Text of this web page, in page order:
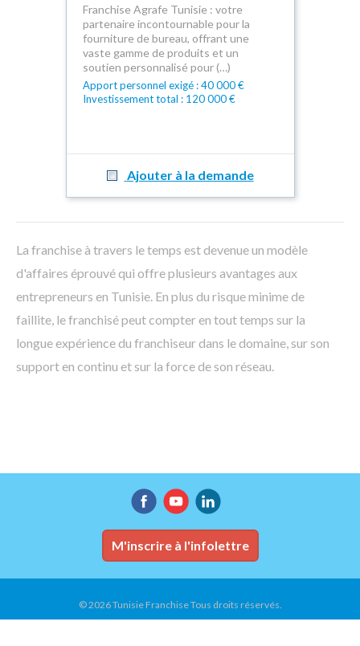
Franchise Agrafe Tunisie : votre
partenaire incontournable pour la
fourniture de bureau, offrant une
vaste gamme de produits et un
soutien personnalisé pour (…)
Apport personnel exigé : 40 000 €
Investissement total : 120 000 €
Ajouter à la demande
La franchise à travers le temps est devenue un modèle
d'affaires éprouvé qui offre plusieurs avantages aux
entrepreneurs en Tunisie. En plus du risque minime de
faillite, le franchisé peut compter en tout temps sur la
longue expérience du franchiseur dans le domaine, sur son
support en continu et sur la force de son réseau.
M'inscrire à l'infolettre
© 2026 Tunisie Franchise Tous droits réservés.